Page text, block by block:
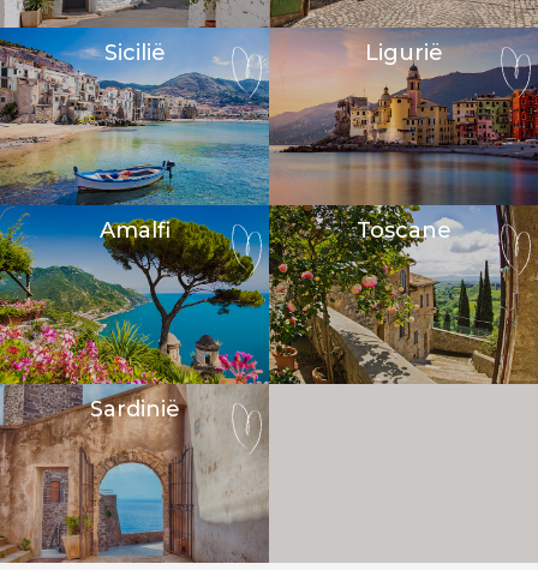
beste van Italië laten beleven.
Sicilië Ligurië
Amalfi Toscane
Sardinië